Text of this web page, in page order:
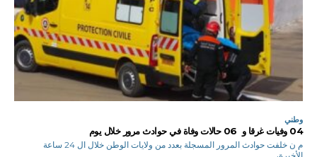
وطني
04 وفيات غرقا و 06 حالات وفاة في حوادث مرور خلال يوم
م ن خلفت حوادث المرور المسجلة بعدد من ولايات الوطن خلال ال 24 ساعة